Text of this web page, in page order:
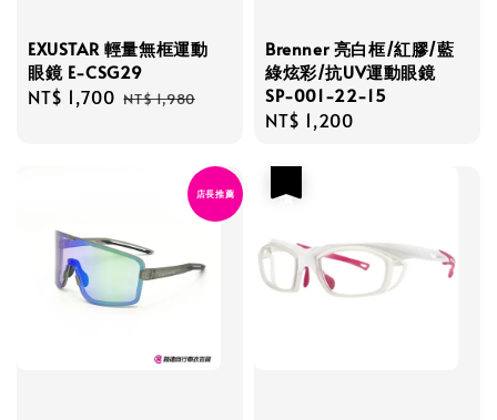
EXUSTAR 輕量無框運動
眼鏡 E-CSG29
Sale
NT$ 1,700 Regular
NT$ 1,980
Brenner 亮白框/紅膠/藍
綠炫彩/抗UV運動眼鏡
SP-001-22-15
Regular
NT$ 1,200
店長推薦